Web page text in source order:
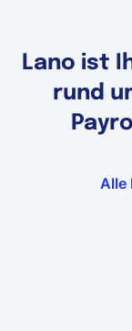
Lano ist
rund
Alle